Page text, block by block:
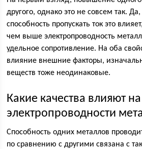
другого, однако это не совсем так.
способность пропускать ток это
чем выше электропроводность
удельное сопротивление. На оба
влияние внешние факторы,
веществ тоже неодинаковые.
Какие качества влияют
электропроводности
Способность одних металлов
по сравнению с другими связана с